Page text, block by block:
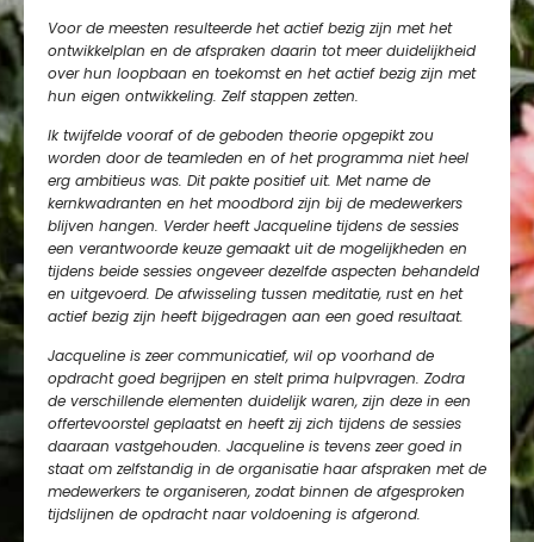
Voor de meesten resulteerde het actief bezig zijn met het
ontwikkelplan en de afspraken daarin tot meer duidelijkheid
over hun loopbaan en toekomst en het actief bezig zijn met
hun eigen ontwikkeling. Zelf stappen zetten.
Ik twijfelde vooraf of de geboden theorie opgepikt zou
worden door de teamleden en of het programma niet heel
erg ambitieus was. Dit pakte positief uit. Met name de
kernkwadranten en het moodbord zijn bij de medewerkers
blijven hangen. Verder heeft Jacqueline tijdens de sessies
een verantwoorde keuze gemaakt uit de mogelijkheden en
tijdens beide sessies ongeveer dezelfde aspecten behandeld
en uitgevoerd. De afwisseling tussen meditatie, rust en het
actief bezig zijn heeft bijgedragen aan een goed resultaat.
Jacqueline is zeer communicatief, wil op voorhand de
opdracht goed begrijpen en stelt prima hulpvragen. Zodra
de verschillende elementen duidelijk waren, zijn deze in een
offertevoorstel geplaatst en heeft zij zich tijdens de sessies
daaraan vastgehouden. Jacqueline is tevens zeer goed in
staat om zelfstandig in de organisatie haar afspraken met de
medewerkers te organiseren, zodat binnen de afgesproken
tijdslijnen de opdracht naar voldoening is afgerond.